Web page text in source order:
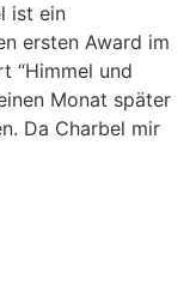
ist ein
ersten Award im
“Himmel und
Monat später
Da Charbel mir